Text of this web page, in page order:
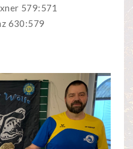
579:571
630:579